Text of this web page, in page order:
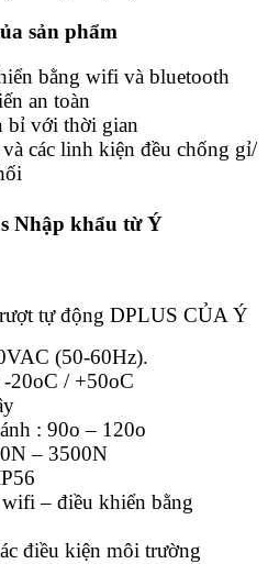
sản phẩm
bằng wifi và bluetooth
an toàn
bỉ với thời gian
các linh kiện đều chống gỉ/
Nhập khẩu từ Ý
tự động DPLUS CỦA Ý
(50-60Hz).
20oC / +50oC
: 90o – 120o
– 3500N
– điều khiển bằng
điều kiện môi trường